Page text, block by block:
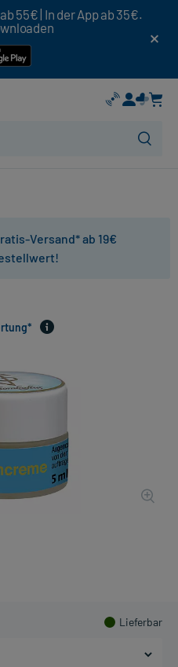
55€ | In der App ab 35€.
Versand* ab 19€
Lieferbar